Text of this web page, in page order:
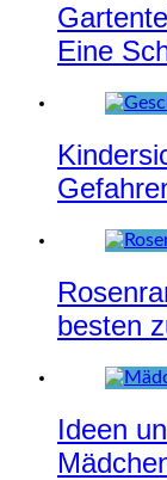
Eine
besten
Ideen